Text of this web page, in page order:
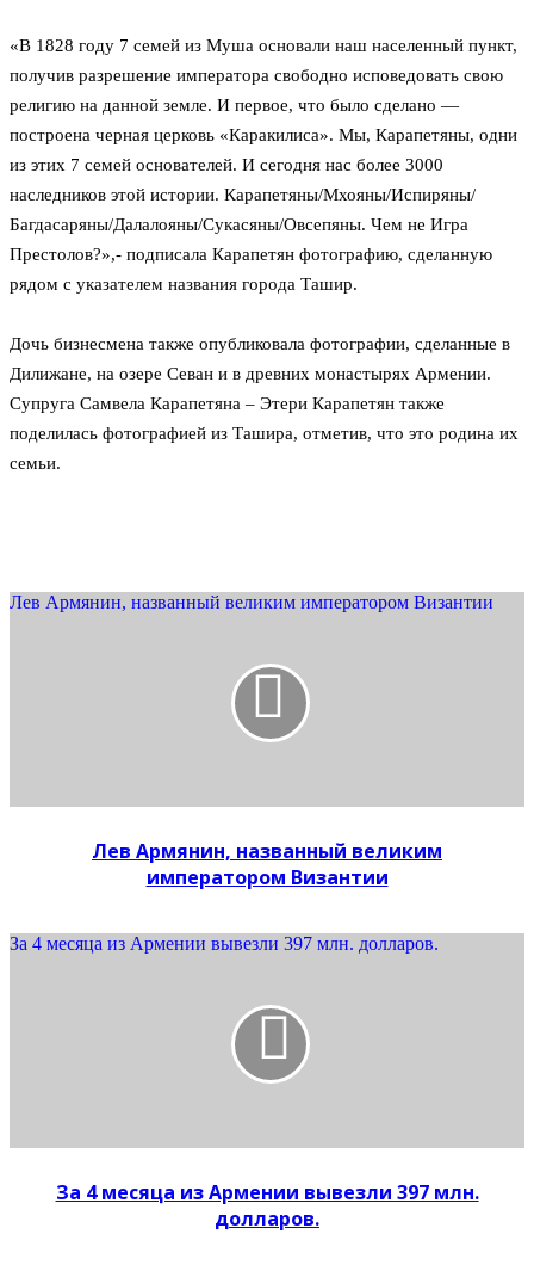
«В 1828 году 7 семей из Муша основали наш населенный пункт,
получив разрешение императора свободно исповедовать свою
религию на данной земле. И первое, что было сделано —
построена черная церковь «Каракилиса». Мы, Карапетяны, одни
из этих 7 семей основателей. И сегодня нас более 3000
наследников этой истории. Карапетяны/Мхояны/Испиряны/
Багдасаряны/Далалояны/Сукасяны/Овсепяны. Чем не Игра
Престолов?»,- подписала Карапетян фотографию, сделанную
рядом с указателем названия города Ташир.
Дочь бизнесмена также опубликовала фотографии, сделанные в
Дилижане, на озере Севан и в древних монастырях Армении.
Супруга Самвела Карапетяна – Этери Карапетян также
поделилась фотографией из Ташира, отметив, что это родина их
семьи.
Лев Армянин, названный великим императором Византии
Лев Армянин, названный великим
императором Византии
За 4 месяца из Армении вывезли 397 млн. долларов.
За 4 месяца из Армении вывезли 397 млн.
долларов.